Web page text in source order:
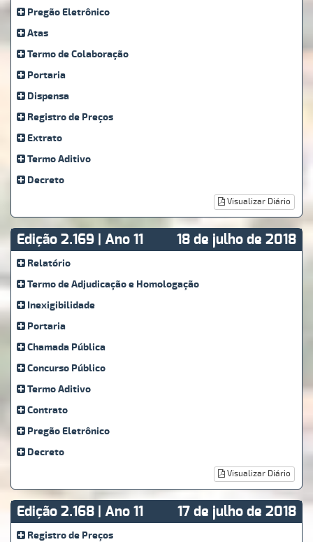
Pregão Eletrônico
Atas
Termo de Colaboração
Portaria
Dispensa
Registro de Preços
Extrato
Termo Aditivo
Decreto
Visualizar Diário
Edição 2.169 | Ano 11 18 de julho de 2018
Relatório
Termo de Adjudicação e Homologação
Inexigibilidade
Portaria
Chamada Pública
Concurso Público
Termo Aditivo
Contrato
Pregão Eletrônico
Decreto
Visualizar Diário
Edição 2.168 | Ano 11 17 de julho de 2018
Registro de Preços